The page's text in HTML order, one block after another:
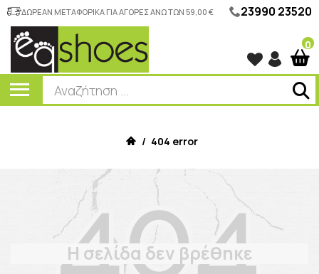
ΔΩΡΕΑΝ ΜΕΤΑΦΟΡΙΚΑ ΓΙΑ ΑΓΟΡΕΣ ΑΝΩ ΤΩΝ 59,00 € 23990 23520
0
/ 404 error
Η σελίδα δεν βρέθηκε